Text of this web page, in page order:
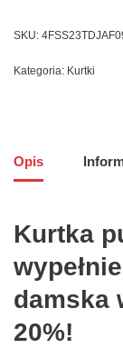
SKU:
Kategoria: Kurtki
Opis
Kurtka
damska
20%!